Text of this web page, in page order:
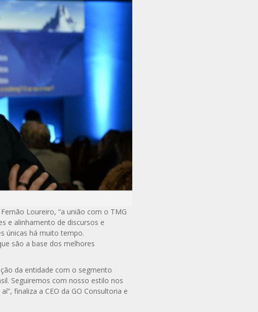
Loureiro, “a união com o TMG
e alinhamento de discursos e
únicas há muito tempo.
são a base dos melhores
da entidade com o segmento
Seguiremos com nosso estilo nos
finaliza a CEO da GO Consultoria e